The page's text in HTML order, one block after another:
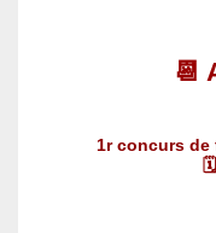
📆
1r concurs
🗓️